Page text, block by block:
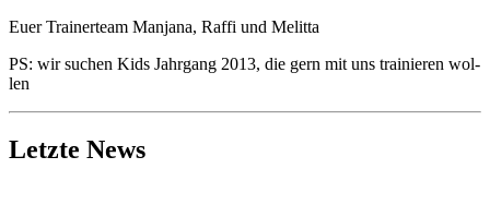
Euer Trai­ner­team Man­ja­na, Raf­fi und Melit­ta
PS: wir suchen Kids Jahr­gang 2013, die gern mit uns trai­nie­ren wol­
len
Letzte News